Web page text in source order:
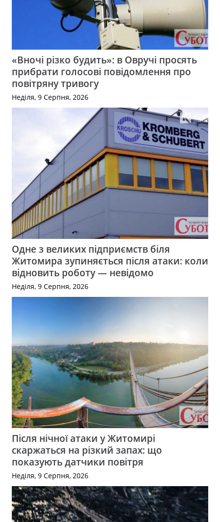
«Вночі різко будить»: в Овручі просять
прибрати голосові повідомлення про
повітряну тривогу
Неділя, 9 Серпня, 2026
Одне з великих підприємств біля
Житомира зупиняється після атаки: коли
відновить роботу — невідомо
Неділя, 9 Серпня, 2026
Після нічної атаки у Житомирі
скаржаться на різкий запах: що
показують датчики повітря
Неділя, 9 Серпня, 2026